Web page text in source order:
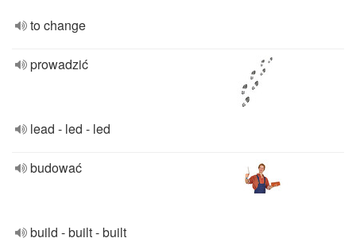
to change
prowadzić
lead - led - led
budować
build - built - built